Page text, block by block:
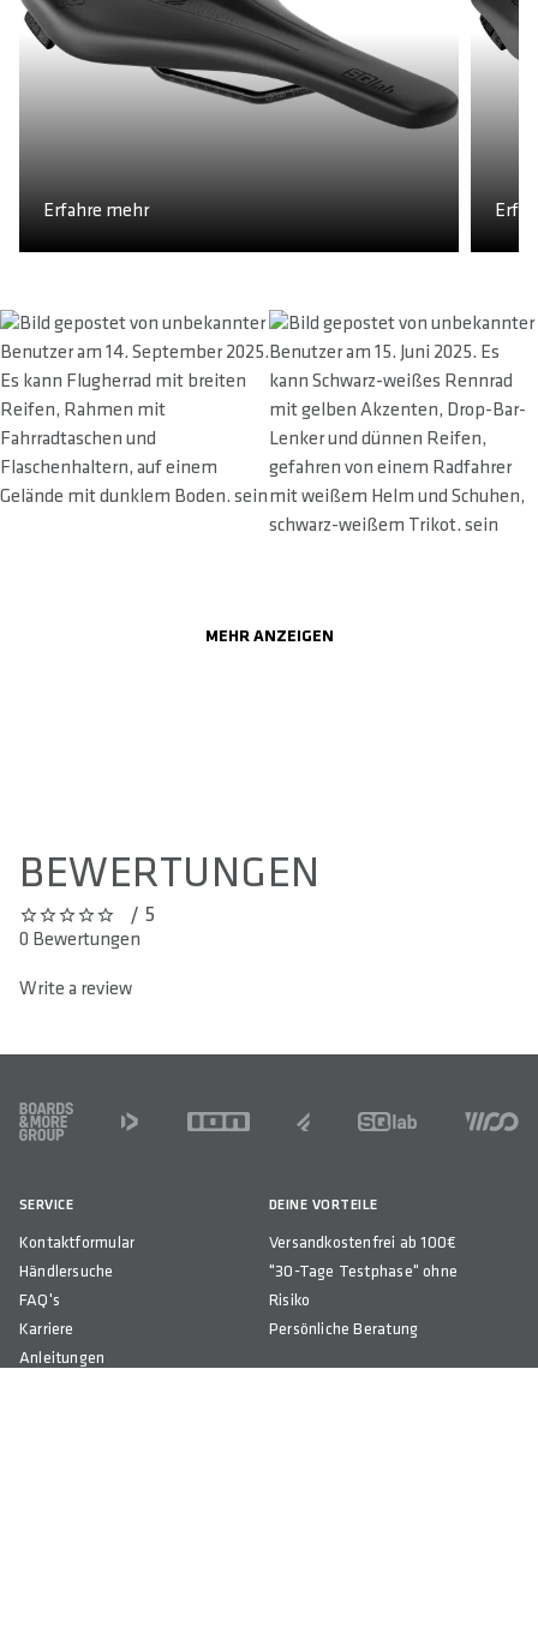
Erfahre mehr
MEHR ANZEIGEN
BEWERTUNGEN
0 out of 5 stars/ 5
0 Bewertungen
Write a review
FOOTER
SERVICE
Kontaktformular
Händlersuche
FAQ's
Karriere
Anleitungen
DEINE VORTEILE
Versandkostenfrei ab 100€
"30-Tage Testphase" ohne
Risiko
Persönliche Beratung